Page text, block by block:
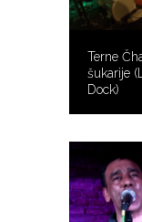
Terne
šukarije
Dock)